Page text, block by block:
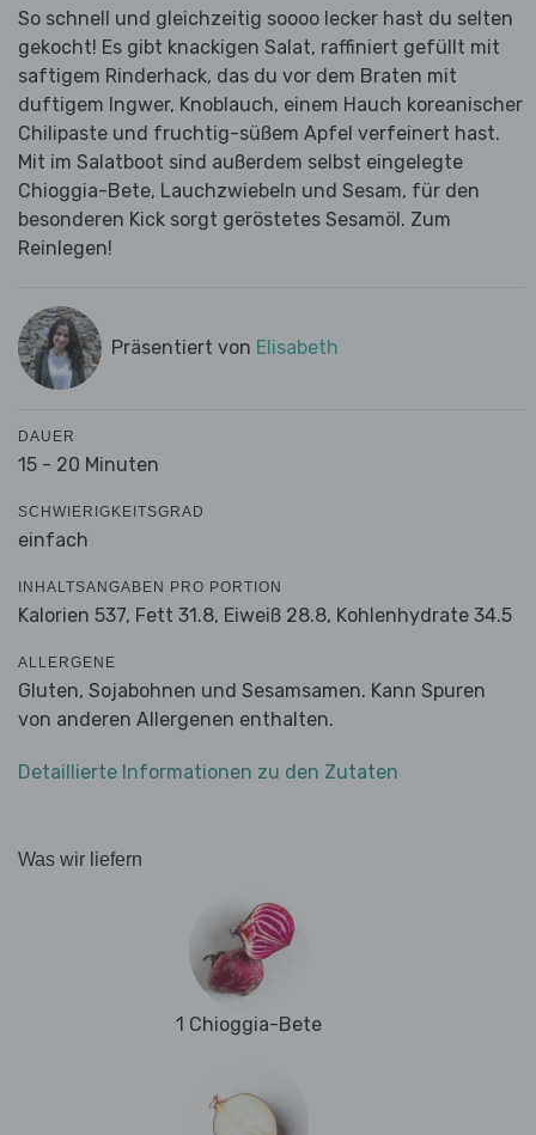
So schnell und gleichzeitig soooo lecker hast du selten
gekocht! Es gibt knackigen Salat, raffiniert gefüllt mit
saftigem Rinderhack, das du vor dem Braten mit
duftigem Ingwer, Knoblauch, einem Hauch koreanischer
Chilipaste und fruchtig-süßem Apfel verfeinert hast.
Mit im Salatboot sind außerdem selbst eingelegte
Chioggia-Bete, Lauchzwiebeln und Sesam, für den
besonderen Kick sorgt geröstetes Sesamöl. Zum
Reinlegen!
Präsentiert von Elisabeth
DAUER
15 - 20 Minuten
SCHWIERIGKEITSGRAD
einfach
INHALTSANGABEN PRO PORTION
Kalorien 537, Fett 31.8, Eiweiß 28.8, Kohlenhydrate 34.5
ALLERGENE
Gluten, Sojabohnen und Sesamsamen. Kann Spuren
von anderen Allergenen enthalten.
Detaillierte Informationen zu den Zutaten
Was wir liefern
1 Chioggia-Bete